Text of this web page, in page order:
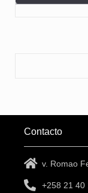
Contacto
v. Romao
+258 21 40